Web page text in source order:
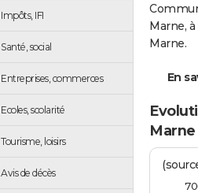
Impôts, IFI
Santé, social
Entreprises, commerces
Ecoles, scolarité
Tourisme, loisirs
Avis de décès
Marne,
Marne.
En
Marne